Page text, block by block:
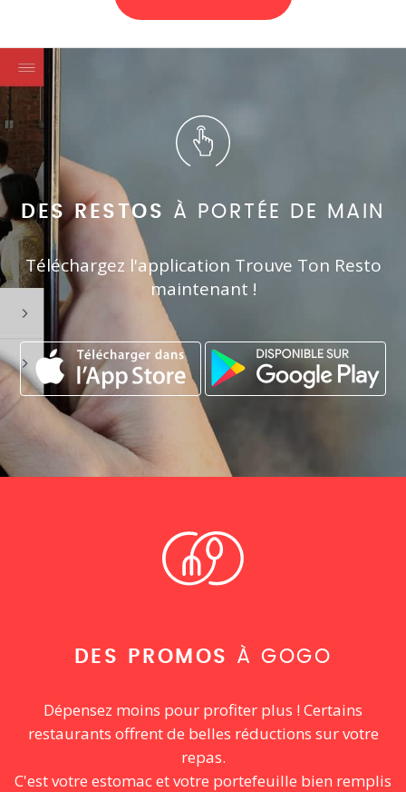
DES RESTOS À PORTÉE DE MAIN
Téléchargez l'application Trouve Ton Resto
maintenant !
DES PROMOS À GOGO
Dépensez moins pour profiter plus ! Certains
restaurants offrent de belles réductions sur votre
repas.
C'est votre estomac et votre portefeuille bien remplis